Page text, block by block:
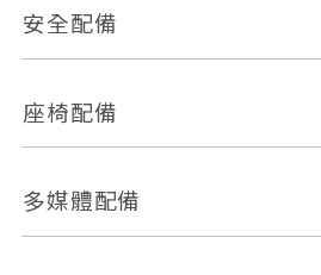
後視鏡方向指示燈
多功能方向盤
恆溫空調
安全配備
前座正面氣囊
ABS防鎖死
座椅配備
皮椅
多媒體配備